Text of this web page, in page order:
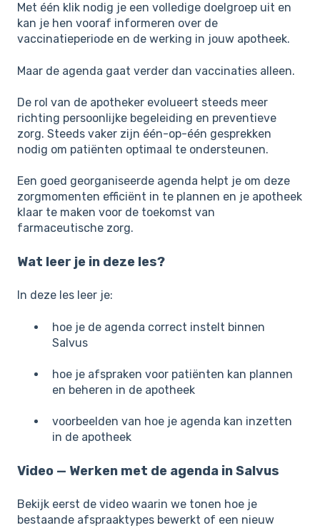
Met één klik nodig je een volledige doelgroep uit en
kan je hen vooraf informeren over de
vaccinatieperiode en de werking in jouw apotheek.
Maar de agenda gaat verder dan vaccinaties alleen.
De rol van de apotheker evolueert steeds meer
richting persoonlijke begeleiding en preventieve
zorg. Steeds vaker zijn één-op-één gesprekken
nodig om patiënten optimaal te ondersteunen.
Een goed georganiseerde agenda helpt je om deze
zorgmomenten efficiënt in te plannen en je apotheek
klaar te maken voor de toekomst van
farmaceutische zorg.
Wat leer je in deze les?
In deze les leer je:
hoe je de agenda correct instelt binnen
Salvus
hoe je afspraken voor patiënten kan plannen
en beheren in de apotheek
voorbeelden van hoe je agenda kan inzetten
in de apotheek
Video — Werken met de agenda in Salvus
Bekijk eerst de video waarin we tonen hoe je
bestaande afspraaktypes bewerkt of een nieuw